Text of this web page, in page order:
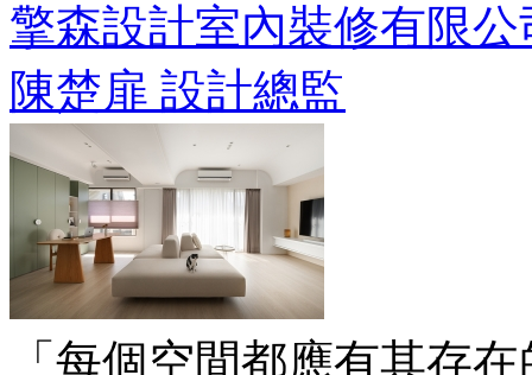
擎森設計室內裝修有限公
陳楚扉 設計總監
「每個空間都應有其存